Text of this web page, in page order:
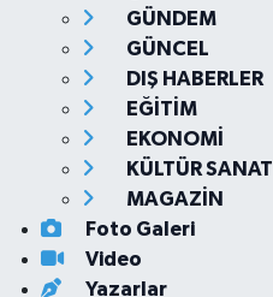
GÜNDEM
GÜNCEL
DIŞ HABERLER
EĞİTİM
EKONOMİ
KÜLTÜR SANAT
MAGAZİN
Foto Galeri
Video
Yazarlar